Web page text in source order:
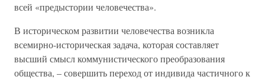
всей «предыстории человечества».
В историческом развитии человечества возникла
всемирно-историческая задача, которая составляет
высший смысл коммунистического преобразования
общества, – совершить переход от индивида частичного к